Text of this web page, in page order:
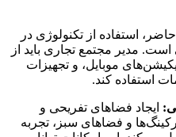
استفاده از تکنولوژی در
مدیر مجتمع تجاری باید از
موبایل، و تجهیزات
استفاده کند.
ایجاد فضاهای تفریحی و
و فضاهای سبز، تجربه